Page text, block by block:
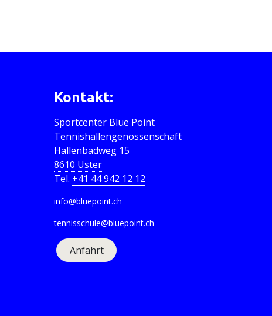
Kontakt:
Sportcenter Blue Point
Tennishallengenossenschaft
Hallenbadweg 15
8610 Uster
Tel. +41 44 942 12 12
info@bluepoint.ch
tennisschule@bluepoint.ch
Anfahrt